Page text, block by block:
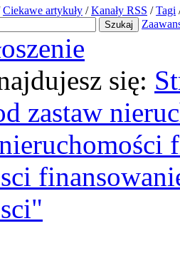
Ciekawe artykuły / Kanały RSS / Tagi
się:
zastaw